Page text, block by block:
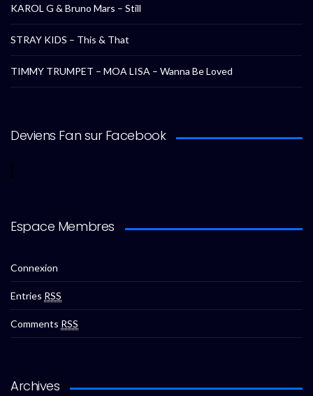
KAROL G & Bruno Mars – Still
STRAY KIDS – This & That
TIMMY TRUMPET – MOA LISA – Wanna Be Loved
Deviens Fan sur Facebook
Espace Membres
Connexion
Entries RSS
Comments RSS
Archives